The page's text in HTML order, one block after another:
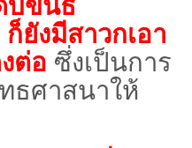
ยังมีสาวกเอา
ต่อ ซึ่งเป็นการ
ธศาสนาให้